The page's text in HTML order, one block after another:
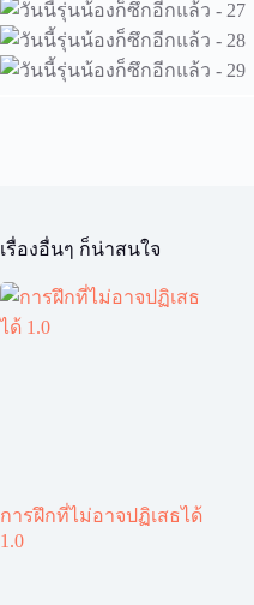
เรื่องอื่นๆ ก็น่าสนใจ
การฝึกที่ไม่อาจปฏิเสธได้
1.0